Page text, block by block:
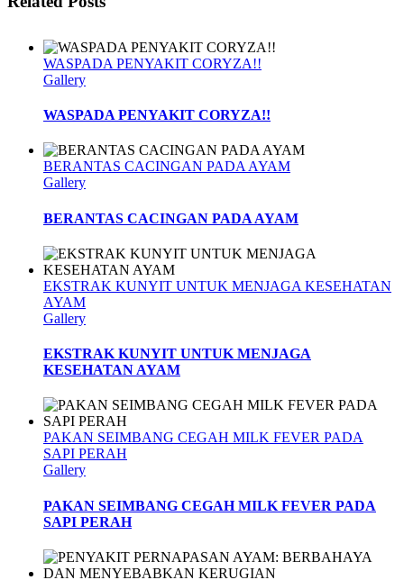
WASPADA PENYAKIT CORYZA!!
Gallery
WASPADA PENYAKIT CORYZA!!
BERANTAS CACINGAN PADA AYAM
Gallery
BERANTAS CACINGAN PADA AYAM
EKSTRAK KUNYIT UNTUK MENJAGA KESEHATAN
AYAM
Gallery
EKSTRAK KUNYIT UNTUK MENJAGA
KESEHATAN AYAM
PAKAN SEIMBANG CEGAH MILK FEVER PADA
SAPI PERAH
Gallery
PAKAN SEIMBANG CEGAH MILK FEVER PADA
SAPI PERAH